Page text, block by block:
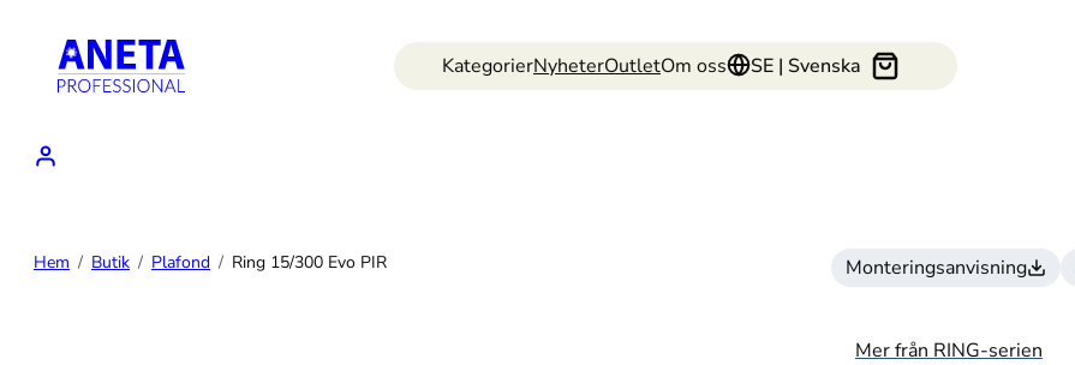
innehåll
KategorierNyheterOutletOm oss SE | Svenska
Hem Butik Plafond Ring 15/300 Evo PIR Monteringsanvisning
Mer från RING-serien